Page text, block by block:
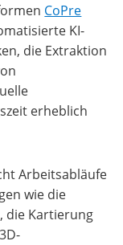
CoPre
KI-
die Extraktion
erheblich
Arbeitsabläufe
wie die
die Kartierung